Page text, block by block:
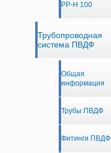
PP-H 100
Трубопроводная
система ПВДФ
Общая
информация
Трубы ПВДФ
Фитинги ПВДФ